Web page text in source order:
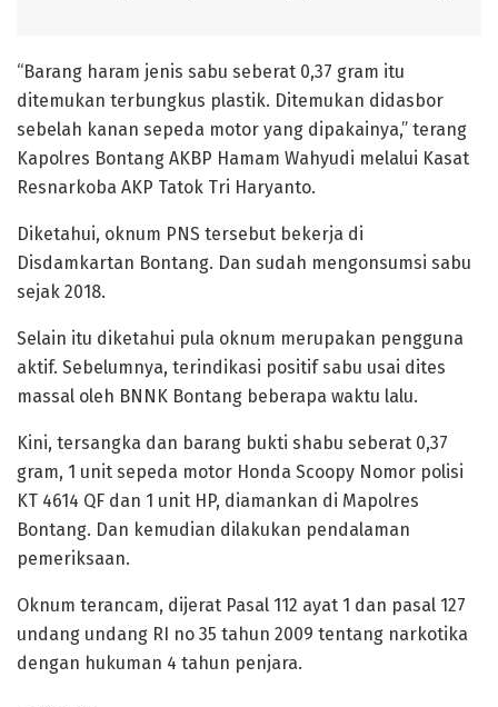
“Barang haram jenis sabu seberat 0,37 gram itu
ditemukan terbungkus plastik. Ditemukan didasbor
sebelah kanan sepeda motor yang dipakainya,” terang
Kapolres Bontang AKBP Hamam Wahyudi melalui Kasat
Resnarkoba AKP Tatok Tri Haryanto.
Diketahui, oknum PNS tersebut bekerja di
Disdamkartan Bontang. Dan sudah mengonsumsi sabu
sejak 2018.
Selain itu diketahui pula oknum merupakan pengguna
aktif. Sebelumnya, terindikasi positif sabu usai dites
massal oleh BNNK Bontang beberapa waktu lalu.
Kini, tersangka dan barang bukti shabu seberat 0,37
gram, 1 unit sepeda motor Honda Scoopy Nomor polisi
KT 4614 QF dan 1 unit HP, diamankan di Mapolres
Bontang. Dan kemudian dilakukan pendalaman
pemeriksaan.
Oknum terancam, dijerat Pasal 112 ayat 1 dan pasal 127
undang undang RI no 35 tahun 2009 tentang narkotika
dengan hukuman 4 tahun penjara.